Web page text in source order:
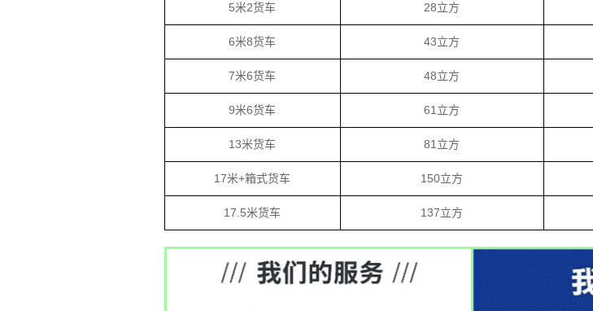
5米2货车 28立方
6米8货车 43立方
7米6货车 48立方
9米6货车 61立方
13米货车 81立方
17米+箱式货车 150立方
17.5米货车 137立方